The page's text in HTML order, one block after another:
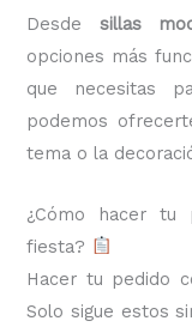
Desde sillas
opciones más
que necesitas
podemos
tema o la
¿Cómo hacer
fiesta?
Hacer tu pedido
Solo sigue estos